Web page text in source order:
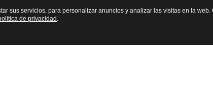
sus servicios, para personalizar anuncios y analizar las visitas en la
de privacidad .